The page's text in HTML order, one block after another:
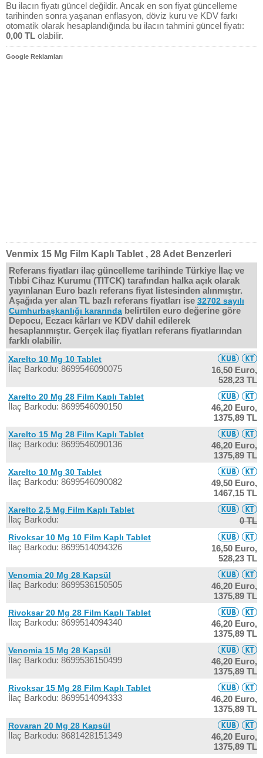
Bu ilacın fiyatı güncel değildir. Ancak en son fiyat güncelleme
tarihinden sonra yaşanan enflasyon, döviz kuru ve KDV farkı
otomatik olarak hesaplandığında bu ilacın tahmini güncel fiyatı:
0,00 TL olabilir.
Google Reklamları
Venmix 15 Mg Film Kaplı Tablet , 28 Adet Benzerleri
Referans fiyatları ilaç güncelleme tarihinde Türkiye İlaç ve
Tıbbi Cihaz Kurumu (TITCK) tarafından halka açık olarak
yayınlanan Euro bazlı referans fiyat listesinden alınmıştır.
Aşağıda yer alan TL bazlı referans fiyatları ise 32702 sayılı
Cumhurbaşkanlığı kararında belirtilen euro değerine göre
Depocu, Eczacı kârları ve KDV dahil edilerek
hesaplanmıştır. Gerçek ilaç fiyatları referans fiyatlarından
farklı olabilir.
Xarelto 10 Mg 10 Tablet
İlaç Barkodu: 8699546090075
16,50 Euro,
528,23 TL
Xarelto 20 Mg 28 Film Kaplı Tablet
İlaç Barkodu: 8699546090150
46,20 Euro,
1375,89 TL
Xarelto 15 Mg 28 Film Kaplı Tablet
İlaç Barkodu: 8699546090136
46,20 Euro,
1375,89 TL
Xarelto 10 Mg 30 Tablet
İlaç Barkodu: 8699546090082
49,50 Euro,
1467,15 TL
Xarelto 2,5 Mg Film Kaplı Tablet
İlaç Barkodu: 0 TL
Rivoksar 10 Mg 10 Film Kaplı Tablet
İlaç Barkodu: 8699514094326
16,50 Euro,
528,23 TL
Venomia 20 Mg 28 Kapsül
İlaç Barkodu: 8699536150505
46,20 Euro,
1375,89 TL
Rivoksar 20 Mg 28 Film Kaplı Tablet
İlaç Barkodu: 8699514094340
46,20 Euro,
1375,89 TL
Venomia 15 Mg 28 Kapsül
İlaç Barkodu: 8699536150499
46,20 Euro,
1375,89 TL
Rivoksar 15 Mg 28 Film Kaplı Tablet
İlaç Barkodu: 8699514094333
46,20 Euro,
1375,89 TL
Rovaran 20 Mg 28 Kapsül
İlaç Barkodu: 8681428151349
46,20 Euro,
1375,89 TL